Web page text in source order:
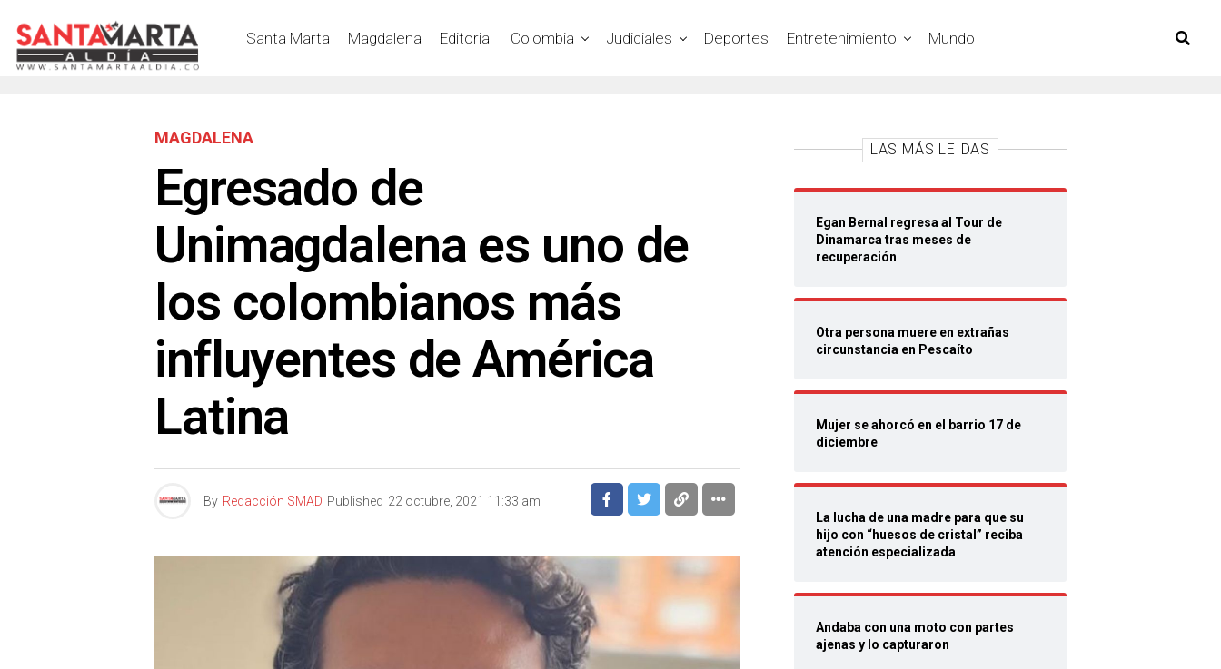
Santa Marta Magdalena Editorial Colombia Judiciales Deportes Entretenimiento Mundo
MAGDALENA
Egresado de
Unimagdalena es uno de
los colombianos más
influyentes de América
Latina
By Redacción SMAD Published 22 octubre, 2021 11:33 am
LAS MÁS LEIDAS
Egan Bernal regresa al Tour de
Dinamarca tras meses de
recuperación
Otra persona muere en extrañas
circunstancia en Pescaíto
Mujer se ahorcó en el barrio 17 de
diciembre
La lucha de una madre para que su
hijo con “huesos de cristal” reciba
atención especializada
Andaba con una moto con partes
ajenas y lo capturaron